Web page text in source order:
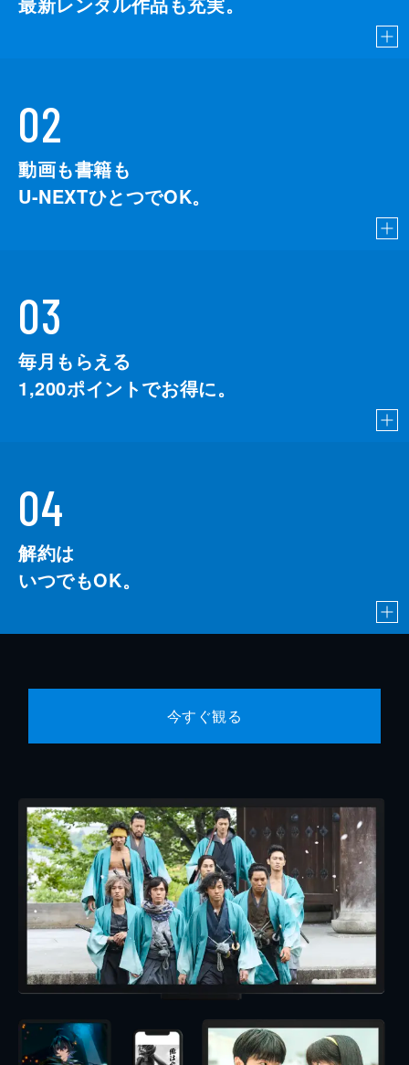
02
動画も書籍も
U-NEXTひとつでOK。
03
毎月もらえる
1,200ポイントでお得に。
04
解約は
いつでもOK。
今すぐ観る